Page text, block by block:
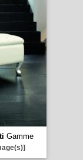
Gamme